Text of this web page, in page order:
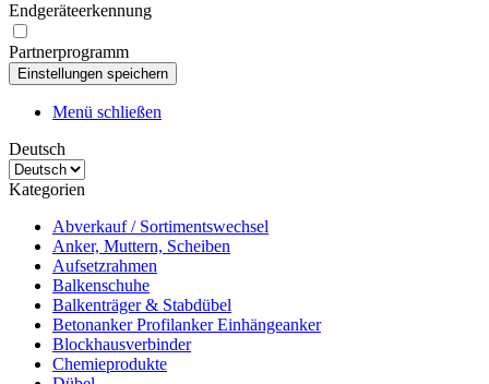
Endgeräteerkennung
Partnerprogramm
Menü schließen
Deutsch
Kategorien
Abverkauf / Sortimentswechsel
Anker, Muttern, Scheiben
Aufsetzrahmen
Balkenschuhe
Balkenträger & Stabdübel
Betonanker Profilanker Einhängeanker
Blockhausverbinder
Chemieprodukte